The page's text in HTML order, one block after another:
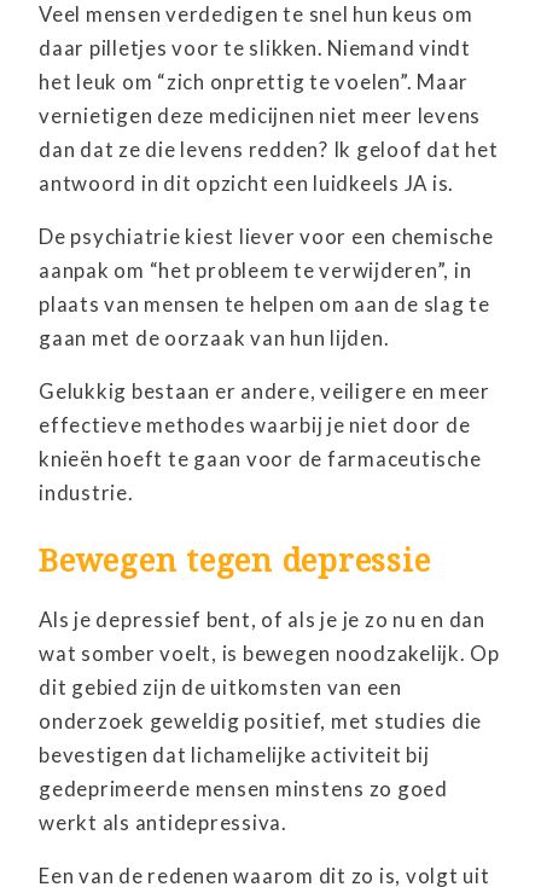
Veel mensen verdedigen te snel hun keus om
daar pilletjes voor te slikken. Niemand vindt
het leuk om “zich onprettig te voelen”. Maar
vernietigen deze medicijnen niet meer levens
dan dat ze die levens redden? Ik geloof dat het
antwoord in dit opzicht een luidkeels JA is.
De psychiatrie kiest liever voor een chemische
aanpak om “het probleem te verwijderen”, in
plaats van mensen te helpen om aan de slag te
gaan met de oorzaak van hun lijden.
Gelukkig bestaan er andere, veiligere en meer
effectieve methodes waarbij je niet door de
knieën hoeft te gaan voor de farmaceutische
industrie.
Bewegen tegen depressie
Als je depressief bent, of als je je zo nu en dan
wat somber voelt, is bewegen noodzakelijk. Op
dit gebied zijn de uitkomsten van een
onderzoek geweldig positief, met studies die
bevestigen dat lichamelijke activiteit bij
gedeprimeerde mensen minstens zo goed
werkt als antidepressiva.
Een van de redenen waarom dit zo is, volgt uit